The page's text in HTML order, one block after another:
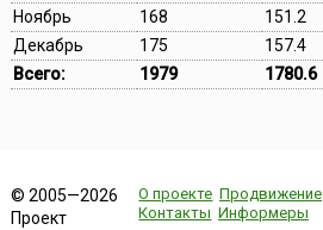
Ноябрь
168 151.2
Декабрь
175 157.4
Всего:
1979 1780.6
© 2005—2026
Проект
О проекте Продвижение
Контакты Информеры